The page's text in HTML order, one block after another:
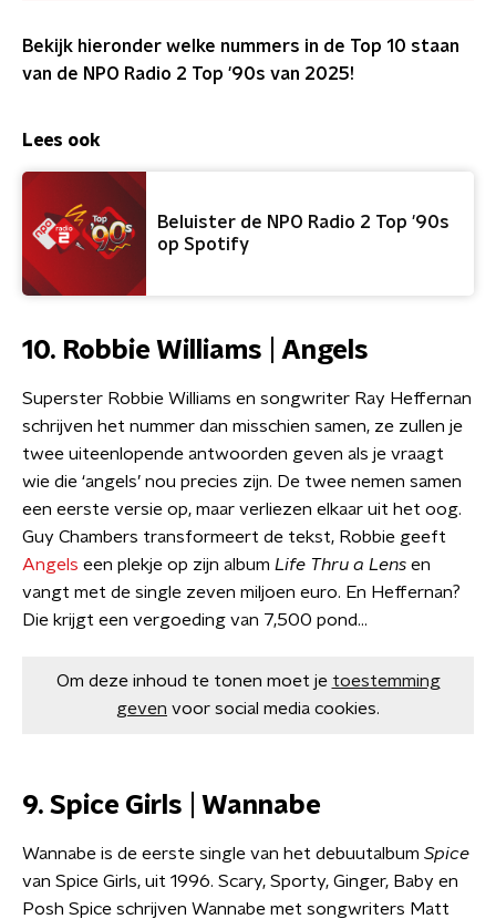
Bekijk hieronder welke nummers in de Top 10 staan
van de NPO Radio 2 Top '90s van 2025!
Lees ook
Beluister de NPO Radio 2 Top '90s
op Spotify
10. Robbie Williams | Angels
Superster Robbie Williams en songwriter Ray Heffernan
schrijven het nummer dan misschien samen, ze zullen je
twee uiteenlopende antwoorden geven als je vraagt
wie die ‘angels’ nou precies zijn. De twee nemen samen
een eerste versie op, maar verliezen elkaar uit het oog.
Guy Chambers transformeert de tekst, Robbie geeft
Angels een plekje op zijn album Life Thru a Lens en
vangt met de single zeven miljoen euro. En Heffernan?
Die krijgt een vergoeding van 7,500 pond…
Om deze inhoud te tonen moet je toestemming
geven voor social media cookies.
9. Spice Girls | Wannabe
Wannabe is de eerste single van het debuutalbum Spice
van Spice Girls, uit 1996. Scary, Sporty, Ginger, Baby en
Posh Spice schrijven Wannabe met songwriters Matt